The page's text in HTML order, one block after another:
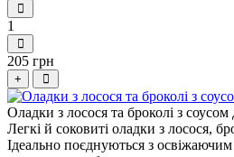
1
205 грн
+
Оладки з лосося та броколі з соусом
Легкі й соковиті оладки з лосося,
Ідеально поєднуються з